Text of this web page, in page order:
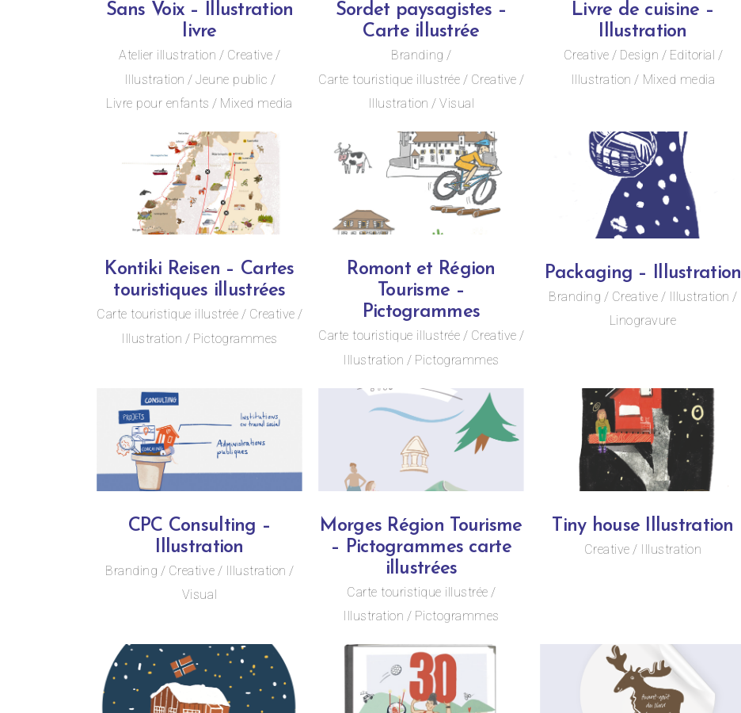
Sans Voix – Illustration
livre
Atelier illustration
Creative
Illustration
Jeune public
Livre pour enfants
Mixed media
Sordet paysagistes –
Carte illustrée
Branding
Carte touristique illustrée
Creative
Illustration
Visual
Livre de cuisine –
Illustration
Creative Design
Editorial
Illustration
Mixed media
Kontiki Reisen – Cartes
touristiques illustrées
Carte touristique illustrée
Creative
Illustration
Pictogrammes
Romont et Région
Tourisme –
Pictogrammes
Carte touristique illustrée
Creative
Illustration
Pictogrammes
Packaging – Illustration
Branding Creative
Illustration
Linogravure
CPC Consulting –
Illustration
Branding Creative
Illustration
Visual
Morges Région Tourisme
– Pictogrammes carte
illustrées
Carte touristique illustrée
Illustration
Pictogrammes
Tiny house Illustration
Creative Illustration